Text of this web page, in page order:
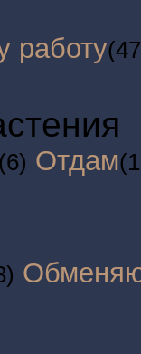
работу
(6) Отдам